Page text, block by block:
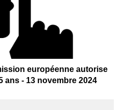
européenne autorise
ans - 13 novembre 2024